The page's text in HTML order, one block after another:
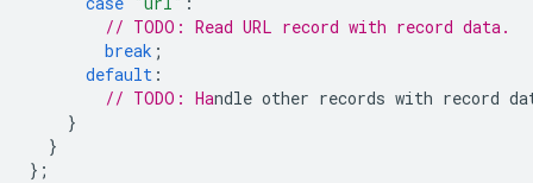
// TODO: Read URL record with record data.
break ;
default :
// TODO: Ha
}
}
};